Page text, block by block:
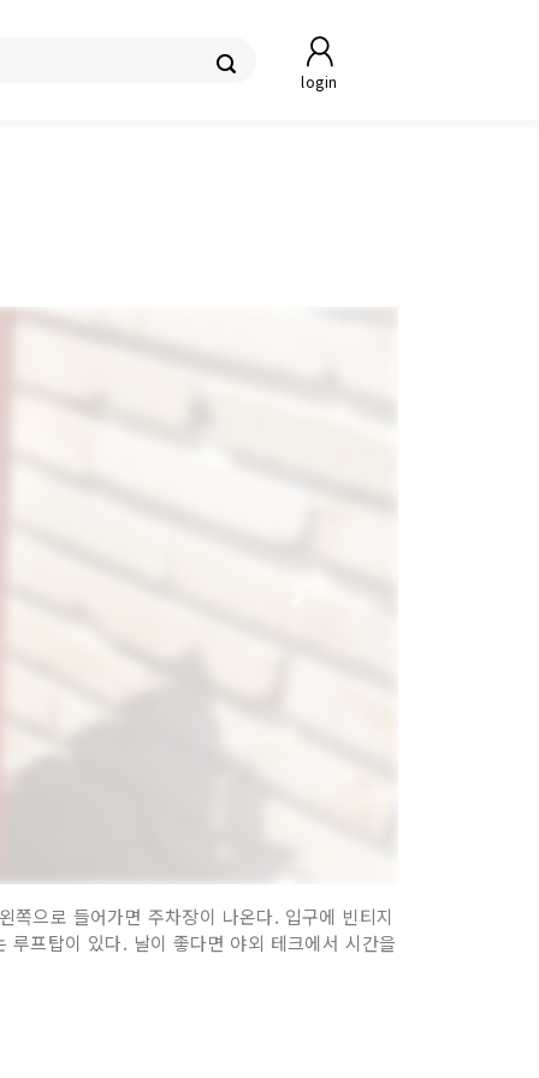
login
으로 들어가면 주차장이 나온다. 입구에 빈티지
프탑이 있다. 날이 좋다면 야외 테크에서 시간을